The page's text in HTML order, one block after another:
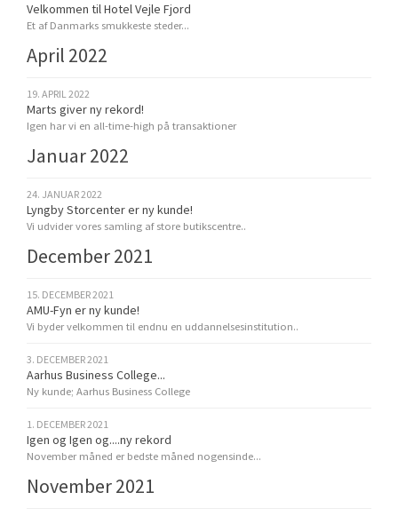
Velkommen til Hotel Vejle Fjord
Et af Danmarks smukkeste steder...
April 2022
19. APRIL 2022
Marts giver ny rekord!
Igen har vi en all-time-high på transaktioner
Januar 2022
24. JANUAR 2022
Lyngby Storcenter er ny kunde!
Vi udvider vores samling af store butikscentre..
December 2021
15. DECEMBER 2021
AMU-Fyn er ny kunde!
Vi byder velkommen til endnu en uddannelsesinstitution..
3. DECEMBER 2021
Aarhus Business College...
Ny kunde; Aarhus Business College
1. DECEMBER 2021
Igen og Igen og....ny rekord
November måned er bedste måned nogensinde...
November 2021